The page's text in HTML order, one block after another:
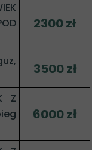
2300 zł
3500 zł
Z
6000 zł